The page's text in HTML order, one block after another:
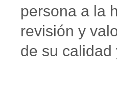
persona a la
revisión y
de su